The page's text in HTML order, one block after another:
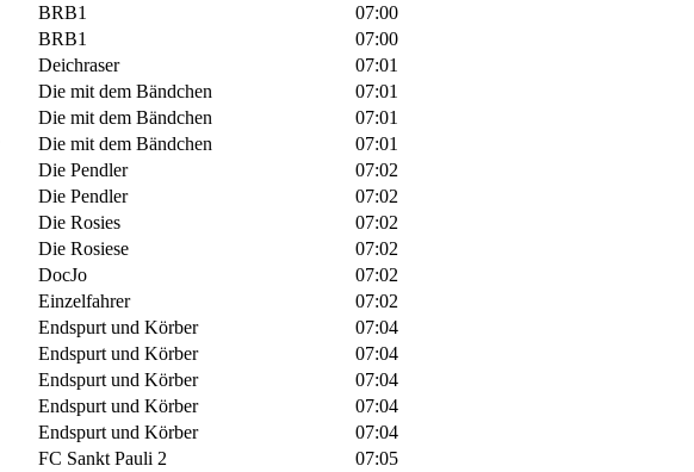
BRB1
07:00
BRB1
07:00
Deichraser
07:01
Die mit dem Bändchen
07:01
Die mit dem Bändchen
07:01
Die mit dem Bändchen
07:01
Die Pendler
07:02
Die Pendler
07:02
Die Rosies
07:02
Die Rosiese
07:02
DocJo
07:02
Einzelfahrer
07:02
Endspurt und Körber
07:04
Endspurt und Körber
07:04
Endspurt und Körber
07:04
Endspurt und Körber
07:04
Endspurt und Körber
07:04
FC Sankt Pauli 2
07:05